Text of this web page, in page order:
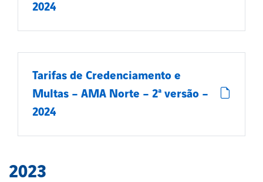
2024
Tarifas de Credenciamento e
Multas – AMA Norte – 2ª versão –
2024
2023